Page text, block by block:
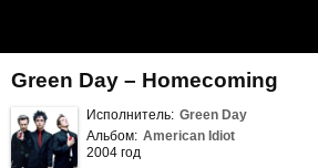
Green Day – Homecoming
Исполнитель: Green Day
Альбом: American Idiot
2004 год